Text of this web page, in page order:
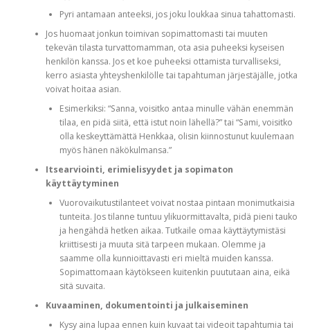
Pyri antamaan anteeksi, jos joku loukkaa sinua tahattomasti.
Jos huomaat jonkun toimivan sopimattomasti tai muuten
tekevän tilasta turvattomamman, ota asia puheeksi kyseisen
henkilön kanssa. Jos et koe puheeksi ottamista turvalliseksi,
kerro asiasta yhteyshenkilölle tai tapahtuman järjestäjälle, jotka
voivat hoitaa asian.
Esimerkiksi: “Sanna, voisitko antaa minulle vähän enemmän
tilaa, en pidä siitä, että istut noin lähellä?” tai “Sami, voisitko
olla keskeyttämättä Henkkaa, olisin kiinnostunut kuulemaan
myös hänen näkökulmansa.”
Itsearviointi, erimielisyydet ja sopimaton
käyttäytyminen
Vuorovaikutustilanteet voivat nostaa pintaan monimutkaisia
tunteita. Jos tilanne tuntuu ylikuormittavalta, pidä pieni tauko
ja hengähdä hetken aikaa. Tutkaile omaa käyttäytymistäsi
kriittisesti ja muuta sitä tarpeen mukaan. Olemme ja
saamme olla kunnioittavasti eri mieltä muiden kanssa.
Sopimattomaan käytökseen kuitenkin puututaan aina, eikä
sitä suvaita.
Kuvaaminen, dokumentointi ja julkaiseminen
Kysy aina lupaa ennen kuin kuvaat tai videoit tapahtumia tai